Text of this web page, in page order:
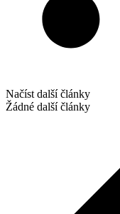
Načíst další články
Žádné další články